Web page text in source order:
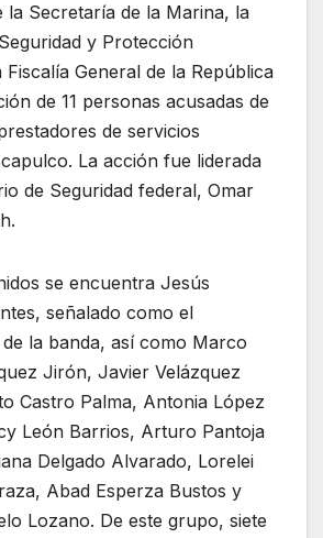
la Secretaría de la Marina, la
y Protección
Fiscalía General de la República
de 11 personas acusadas de
de servicios
La acción fue liderada
de Seguridad federal, Omar
se encuentra Jesús
señalado como el
la banda, así como Marco
Jirón, Javier Velázquez
Castro Palma, Antonia López
León Barrios, Arturo Pantoja
Delgado Alvarado, Lorelei
Abad Esperza Bustos y
Lozano. De este grupo, siete